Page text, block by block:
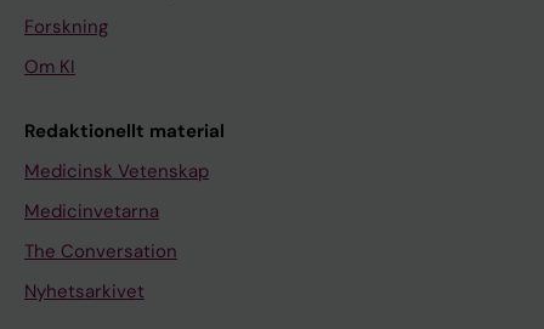
Forskning
Om KI
Redaktionellt material
Medicinsk Vetenskap
Medicinvetarna
The Conversation
Nyhetsarkivet